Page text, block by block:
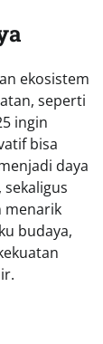
ekosistem
seperti
ingin
bisa
daya
menarik
budaya,